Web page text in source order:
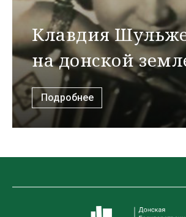
Клавдия
на донской
Подробнее